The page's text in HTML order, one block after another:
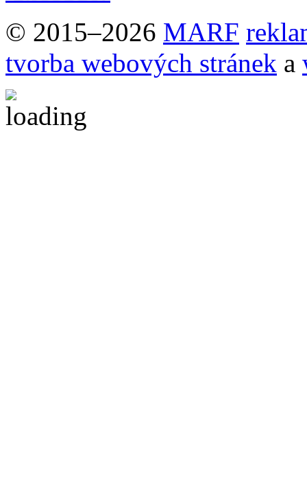
© 2015–2026 MARF
tvorba webových stránek a